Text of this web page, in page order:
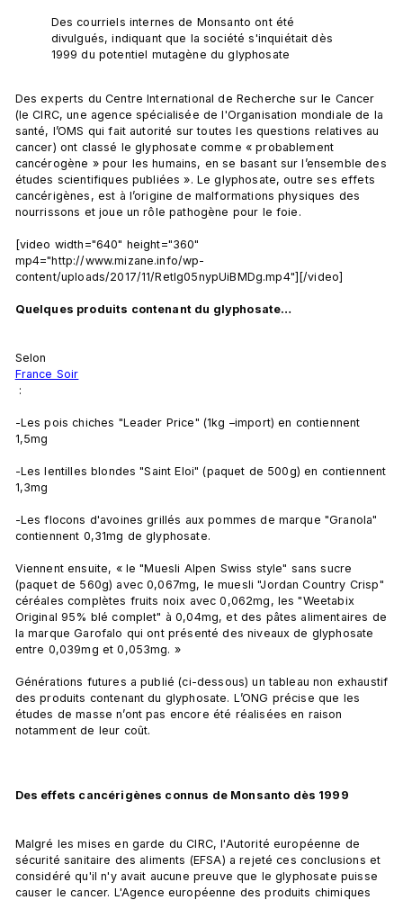
Des courriels internes de Monsanto ont été
divulgués, indiquant que la société s'inquiétait dès
1999 du potentiel mutagène du glyphosate
Des experts du Centre International de Recherche sur le Cancer
(le CIRC, une agence spécialisée de l'Organisation mondiale de la
santé, l’OMS qui fait autorité sur toutes les questions relatives au
cancer) ont classé le glyphosate comme « probablement
cancérogène » pour les humains, en se basant sur l’ensemble des
études scientifiques publiées ». Le glyphosate, outre ses effets
cancérigènes, est à l’origine de malformations physiques des
nourrissons et joue un rôle pathogène pour le foie.
[video width="640" height="360"
mp4="http://www.mizane.info/wp-
content/uploads/2017/11/RetIg05nypUiBMDg.mp4"][/video]
Quelques produits contenant du glyphosate…
Selon
France Soir
:
-Les pois chiches "Leader Price" (1kg –import) en contiennent
1,5mg
-Les lentilles blondes "Saint Eloi" (paquet de 500g) en contiennent
1,3mg
-Les flocons d'avoines grillés aux pommes de marque "Granola"
contiennent 0,31mg de glyphosate.
Viennent ensuite, « le "Muesli Alpen Swiss style" sans sucre
(paquet de 560g) avec 0,067mg, le muesli "Jordan Country Crisp"
céréales complètes fruits noix avec 0,062mg, les "Weetabix
Original 95% blé complet" à 0,04mg, et des pâtes alimentaires de
la marque Garofalo qui ont présenté des niveaux de glyphosate
entre 0,039mg et 0,053mg. »
Générations futures a publié (ci-dessous) un tableau non exhaustif
des produits contenant du glyphosate. L’ONG précise que les
études de masse n’ont pas encore été réalisées en raison
notamment de leur coût.
Des effets cancérigènes connus de Monsanto dès 1999
Malgré les mises en garde du CIRC, l'Autorité européenne de
sécurité sanitaire des aliments (EFSA) a rejeté ces conclusions et
considéré qu'il n'y avait aucune preuve que le glyphosate puisse
causer le cancer. L'Agence européenne des produits chimiques